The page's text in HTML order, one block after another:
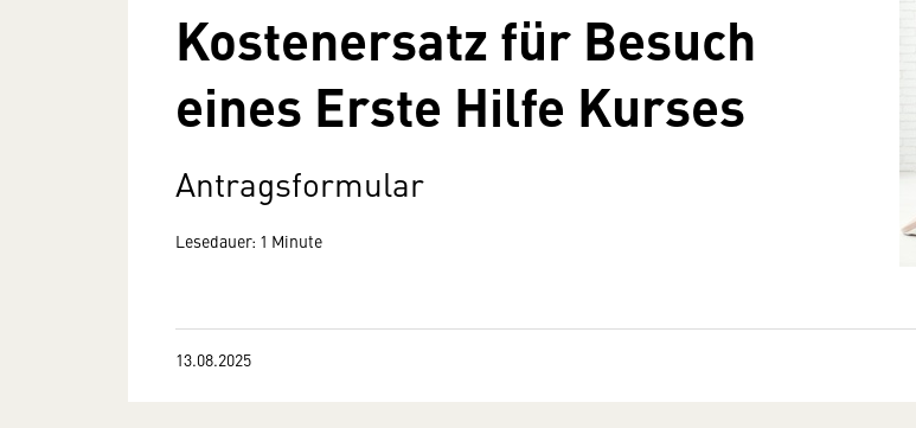
Kostenersatz für Besuch
eines Erste Hilfe Kurses
Antragsformular
Lesedauer: 1 Minute
13.08.2025